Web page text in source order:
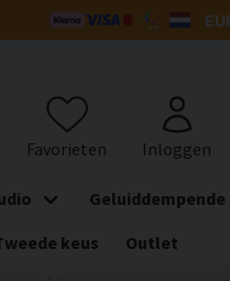
Geluiddempende
keus Outlet